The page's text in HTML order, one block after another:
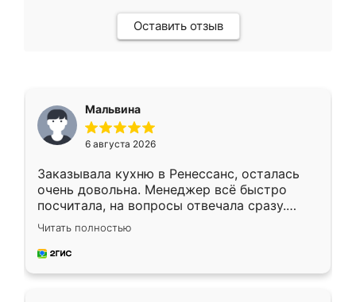
Оставить отзыв
Мальвина
6 августа 2026
Заказывала кухню в Ренессанс, осталась
очень довольна. Менеджер всё быстро
посчитала, на вопросы отвечала сразу.
Замерщик приехал в субботу, подошёл к
делу со всей ответственностью. Собрали
за день, ребята работали аккуратно, даже
Читать полностью